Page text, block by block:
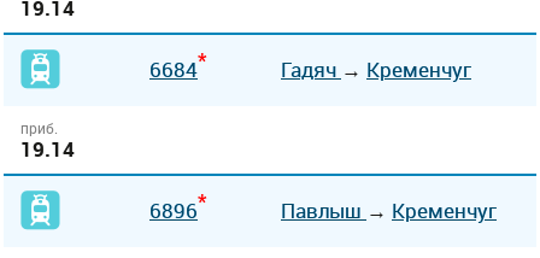
19.14
6684* Гадяч → Кременчуг
приб.
19.14
6896* Павлыш → Кременчуг